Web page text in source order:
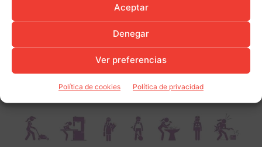
Aceptar
Denegar
Ver preferencias
Política de cookies Política de privacidad